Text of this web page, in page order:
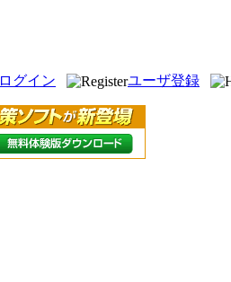
ログイン ユーザ登録